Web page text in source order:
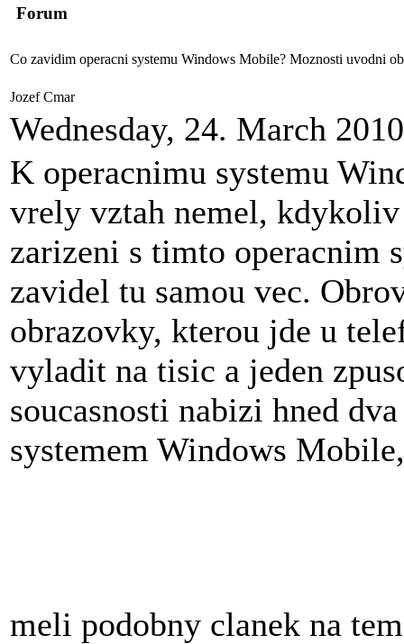
Forum
Co zavidim operacni systemu Windows Mobile? Moznosti uvodni
Jozef Cmar
Wednesday, 24. March 2010
K operacnimu systemu
vrely vztah nemel,
zarizeni s timto operacnim
zavidel tu samou vec.
obrazovky, kterou jde u
vyladit na tisic a jeden
soucasnosti nabizi hned
systemem Windows
meli podobny clanek na